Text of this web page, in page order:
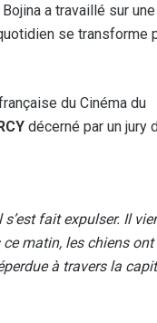
a travaillé sur
se transforme
du Cinéma du
décerné par un jury
fait expulser. Il
matin, les chiens ont
à travers la